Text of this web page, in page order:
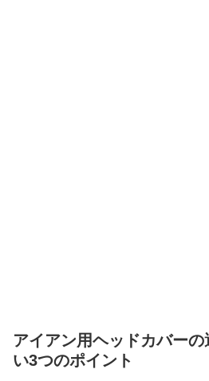
アイアン用ヘッドカバー
い3つのポイント